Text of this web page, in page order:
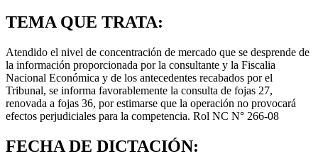
TEMA QUE TRATA:
Atendido el nivel de concentración de mercado que se desprende de
la información proporcionada por la consultante y la Fiscalia
Nacional Económica y de los antecedentes recabados por el
Tribunal, se informa favorablemente la consulta de fojas 27,
renovada a fojas 36, por estimarse que la operación no provocará
efectos perjudiciales para la competencia. Rol NC N° 266-08
FECHA DE DICTACIÓN: